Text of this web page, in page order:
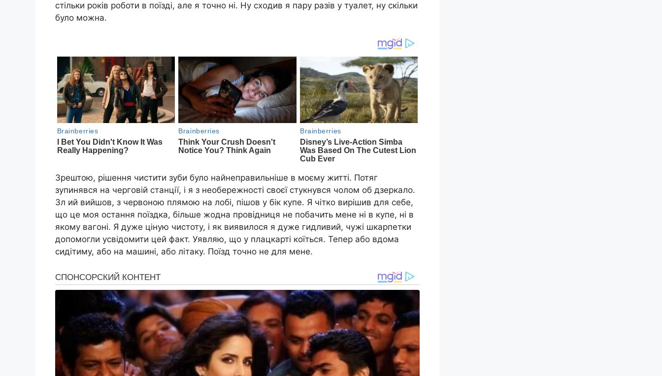
стільки років роботи в поїзді, але я точно ні. Ну сходив я пару разів у туалет, ну скільки
було можна.
Зрештою, рішення чистити зуби було найнеправильніше в моєму житті. Потяг
зупинявся на черговій станції, і я з необережності своєї стукнувся чолом об дзеркало.
Зл ий вийшов, з червоною плямою на лобі, пішов у бік купе. Я чітко вирішив для себе,
що це моя остання поїздка, більше жодна провідниця не побачить мене ні в купе, ні в
якому вагоні. Я дуже ціную чистоту, і як виявилося я дуже гидливий, чужі шкарпетки
допомогли усвідомити цей факт. Уявляю, що у плацкарті коїться. Тепер або вдома
сидітиму, або на машині, або літаку. Поїзд точно не для мене.